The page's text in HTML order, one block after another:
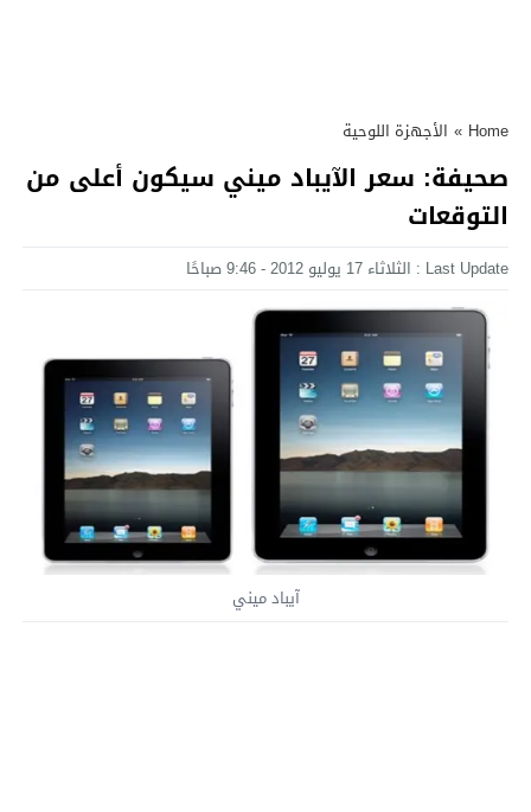
Home
» الأجهزة اللوحية
صحيفة: سعر الآيباد ميني سيكون أعلى من
التوقعات
Last Update : الثلاثاء 17 يوليو 2012 - 9:46 صباحًا
آيباد ميني